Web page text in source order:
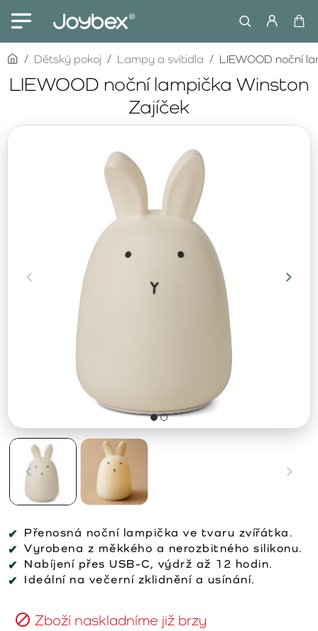
LIEWOOD noční lampička Winston
Zajíček
homeDětský pokoj Lampy a svítidla LIEWOOD noční
Přenosná noční lampička ve tvaru zvířátka.
Vyrobena z měkkého a nerozbitného silikonu.
Nabíjení přes USB-C, výdrž až 12 hodin.
Ideální na večerní zklidnění a usínání.
Zboží naskladníme již brzy